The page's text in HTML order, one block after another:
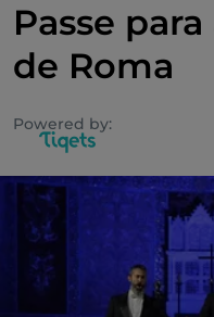
Passe
de Roma
Powered by: